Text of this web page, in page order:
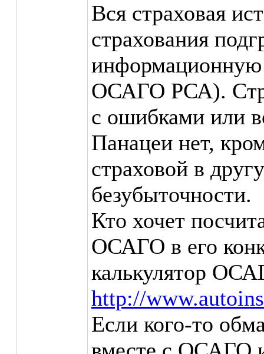
Вся страховая
страхования
ОСАГО РСА).
с ошибками или
Панацеи нет,
страховой в
безубыточности.
Кто хочет
ОСАГО в его
калькулятор
http://
Если кого-то